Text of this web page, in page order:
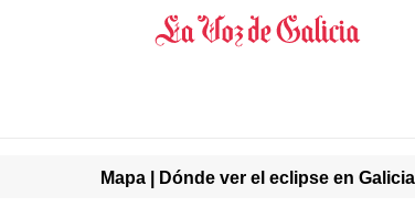
Mapa | Dónde ver el eclipse en Galicia